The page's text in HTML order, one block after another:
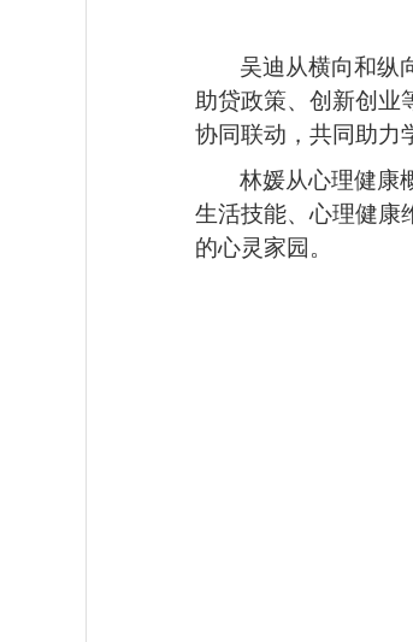
吴迪从横向和纵
助贷政策、创新创业
协同联动，共同助力
林媛从心理健康
生活技能、心理健康
的心灵家园。